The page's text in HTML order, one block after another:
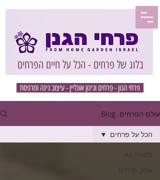
בלוג של פרחים - הכל על חיים הפרחים
עולם הפרחים .Blog
All Posts
עסק פרחים
הכל על פרחים